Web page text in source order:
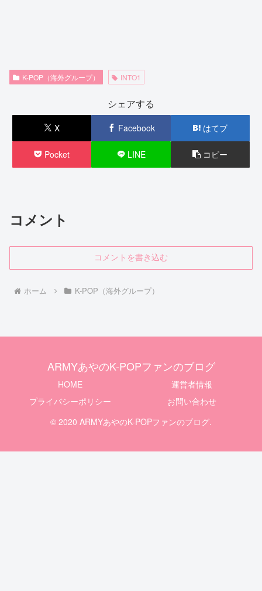
K-POP（海外グループ） INTO1
シェアする
X Facebook はてブ
Pocket LINE コピー
コメント
コメントを書き込む
ホーム K-POP（海外グループ）
ARMYあやのK-POPファンのブログ
HOME
運営者情報
プライバシーポリシー
お問い合わせ
© 2020 ARMYあやのK-POPファンのブログ.